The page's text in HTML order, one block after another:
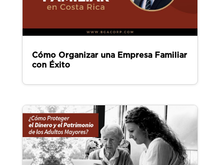
Cómo Organizar una Empresa Familiar
con Éxito